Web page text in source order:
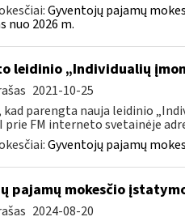
Gyventojų pajamų
nuo 2026 m.
leidinio „Individualių
2021-10-25
parengta nauja leidinio
prie FM interneto svetainėje
Gyventojų pajamų
pajamų mokesčio
2024-08-20